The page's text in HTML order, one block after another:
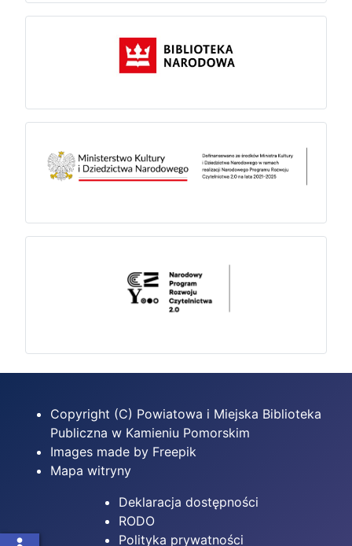
Copyright (C) Powiatowa i Miejska Biblioteka
Publiczna w Kamieniu Pomorskim
Images made by Freepik
Mapa witryny
Deklaracja dostępności
RODO
Polityka prywatności